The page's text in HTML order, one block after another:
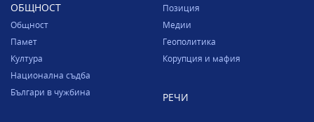
ОБЩНОСТ
Общност
Памет
Култура
Национална съдба
Българи в чужбина
Позиция
Медии
Геополитика
Корупция и мафия
РЕЧИ